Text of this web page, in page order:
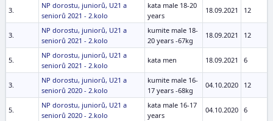
3.
NP dorostu, juniorů, U21 a
seniorů 2021 - 2.kolo
kata male 18-20
years
18.09.2021 12
3.
NP dorostu, juniorů, U21 a
seniorů 2021 - 2.kolo
kumite male 18-
20 years -67kg
18.09.2021 12
5.
NP dorostu, juniorů, U21 a
seniorů 2021 - 2.kolo
kata men 18.09.2021 6
3.
NP dorostu, juniorů, U21 a
seniorů 2020 - 2.kolo
kumite male 16-
17 years -68kg
04.10.2020 12
5.
NP dorostu, juniorů, U21 a
seniorů 2020 - 2.kolo
kata male 16-17
years
04.10.2020 6